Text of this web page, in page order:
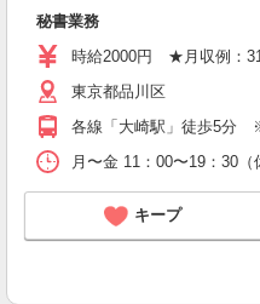
秘書業務
時給2000円 ★月収例：31
東京都品川区
各線「大崎駅」徒歩5分
月〜金 11：00〜19：30
キープ